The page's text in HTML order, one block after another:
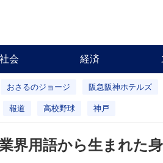
社会 経済
おさるのジョージ 阪急阪神ホテルズ
報道 高校野球 神戸
界用語から生まれた